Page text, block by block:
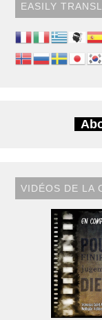
EASILY
VIDÉOS DE LA